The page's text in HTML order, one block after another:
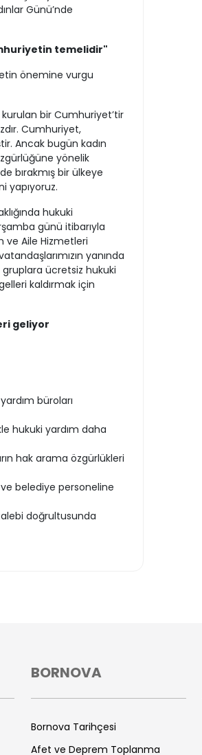
Günü’nde
temelidir"
önemine vurgu
bir Cumhuriyet’tir
Cumhuriyet,
Ancak bugün kadın
yönelik
bırakmış bir ülkeye
yapıyoruz.
hukuki
günü itibarıyla
ve Aile Hizmetleri
yanında
ücretsiz hukuki
kaldırmak için
geliyor
büroları
hukuki yardım daha
hak arama özgürlükleri
belediye personeline
doğrultusunda
BORNOVA
Bornova Tarihçesi
Afet ve Deprem Toplanma